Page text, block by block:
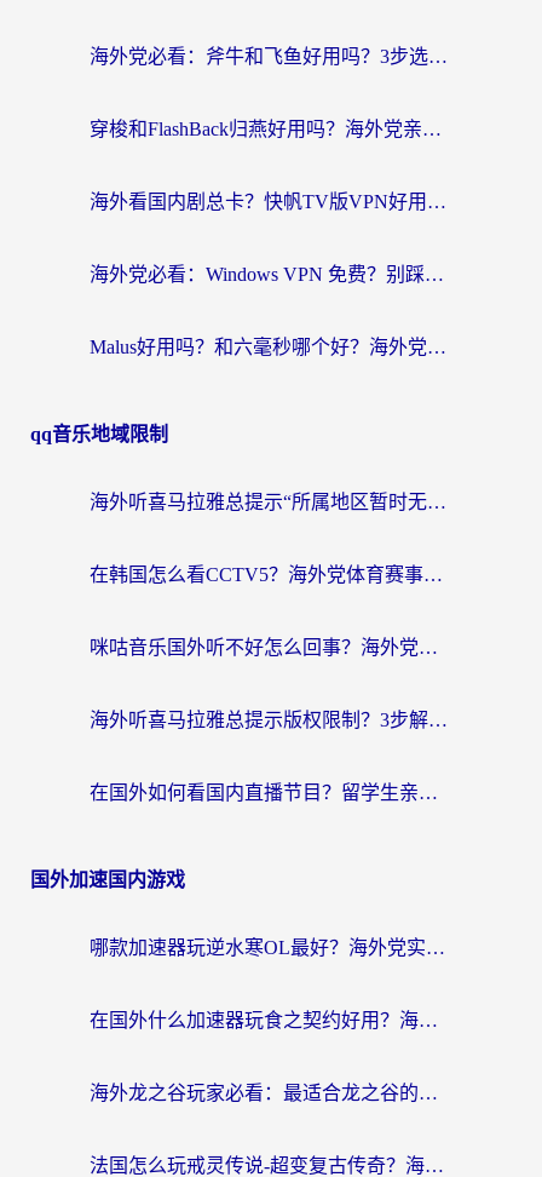
海外党必看：斧牛和飞鱼好用吗？3步选对回国加速器，无缝刷剧玩国服
穿梭和FlashBack归燕好用吗？海外党亲测3款热门回国加速器，教你选对不踩坑
海外看国内剧总卡？快帆TV版VPN好用吗？和快滚VPN对比哪个回国效果更好？
海外党必看：Windows VPN 免费？别踩坑！教你选对好用的国内加速器无缝回国
Malus好用吗？和六毫秒哪个好？海外党选回国加速器的避坑指南
qq音乐地域限制
海外听喜马拉雅总提示“所属地区暂时无版权”？这个限制解除方法亲测有效！
在韩国怎么看CCTV5？海外党体育赛事+中文解说观看终极指南
咪咕音乐国外听不好怎么回事？海外党听歌自由的终极解决方案来了
海外听喜马拉雅总提示版权限制？3步解决+2个音乐平台问题全攻略
在国外如何看国内直播节目？留学生亲测有效的追剧加速指南
国外加速国内游戏
哪款加速器玩逆水寒OL最好？海外党实测后的终极选择指南
在国外什么加速器玩食之契约好用？海外党亲测有效的国服游戏加速指南
海外龙之谷玩家必看：最适合龙之谷的加速器，解决延迟卡顿还能畅玩幻书启示录和梦幻西游？
法国怎么玩戒灵传说-超变复古传奇？海外玩家国服游戏加速终极指南